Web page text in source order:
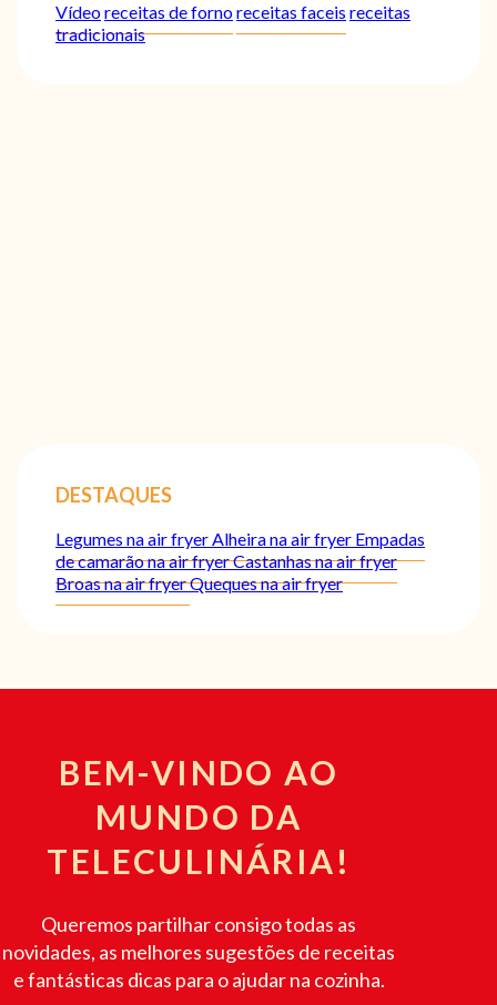
Vídeoreceitas de fornoreceitas faceis receitas
tradicionais
DESTAQUES
Legumes na air fryerAlheira na air fryer Empadas
de camarão na air fryerCastanhas na air fryer
Broas na air fryerQueques na air fryer
BEM-VINDO AO
MUNDO DA
TELECULINÁRIA!
Queremos partilhar consigo todas as
novidades, as melhores sugestões de receitas
e fantásticas dicas para o ajudar na cozinha.